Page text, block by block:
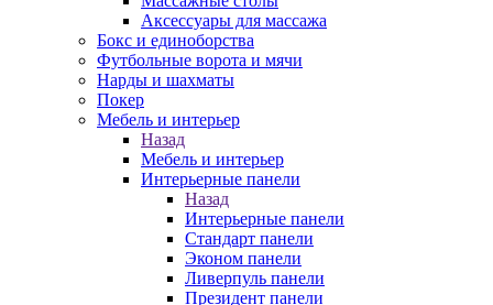
Аксессуары для массажа
Бокс и единоборства
Футбольные ворота и мячи
Нарды и шахматы
Покер
Мебель и интерьер
Назад
Мебель и интерьер
Интерьерные панели
Назад
Интерьерные панели
Стандарт панели
Эконом панели
Ливерпуль панели
Президент панели